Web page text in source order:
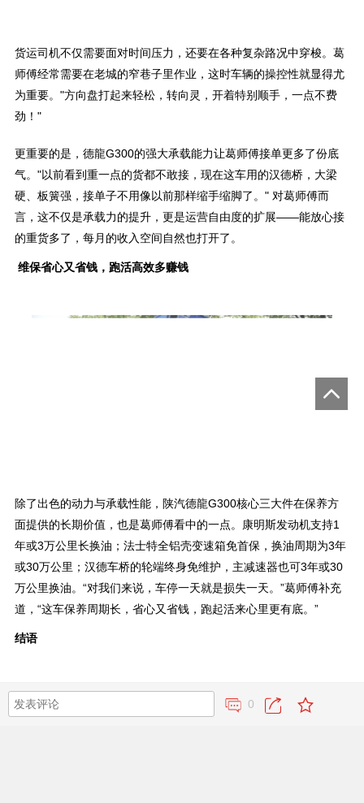
货运司机不仅需要面对时间压力，还要在各种复杂路况中穿梭。葛
师傅经常需要在老城的窄巷子里作业，这时车辆的操控性就显得尤
为重要。"方向盘打起来轻松，转向灵，开着特别顺手，一点不费
劲！"
更重要的是，德龍G300的强大承载能力让葛师傅接单更多了份底
气。"以前看到重一点的货都不敢接，现在这车用的汉德桥，大梁
硬、板簧强，接单子不用像以前那样缩手缩脚了。" 对葛师傅而
言，这不仅是承载力的提升，更是运营自由度的扩展——能放心接
的重货多了，每月的收入空间自然也打开了。
维保省心又省钱，跑活高效多赚钱
除了出色的动力与承载性能，陕汽德龍G300核心三大件在保养方
面提供的长期价值，也是葛师傅看中的一点。康明斯发动机支持1
年或3万公里长换油；法士特全铝壳变速箱免首保，换油周期为3年
或30万公里；汉德车桥的轮端终身免维护，主减速器也可3年或30
万公里换油。“对我们来说，车停一天就是损失一天。”葛师傅补充
道，“这车保养周期长，省心又省钱，跑起活来心里更有底。”
结语
0